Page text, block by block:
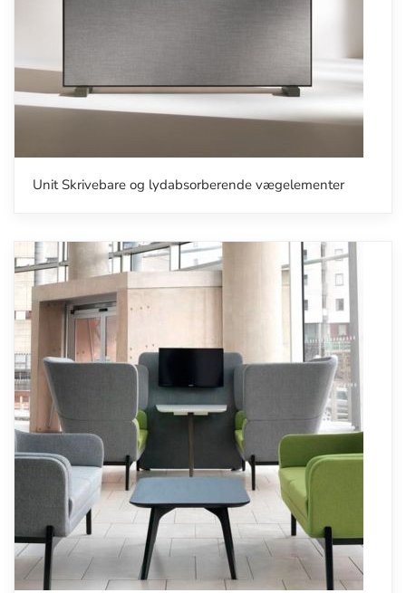
Unit Skrivebare og lydabsorberende vægelementer